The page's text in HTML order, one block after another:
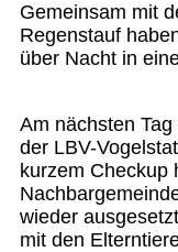
Gemeinsam mit
Regenstauf
über Nacht in
Am nächsten
der LBV-
kurzem Checkup
wieder
mit den